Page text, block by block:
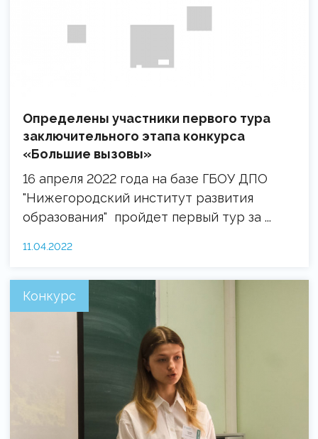
Определены участники первого тура
заключительного этапа конкурса
«Большие вызовы»
16 апреля 2022 года на базе ГБОУ ДПО
"Нижегородский институт развития
образования" пройдет первый тур за ...
11.04.2022
Конкурс